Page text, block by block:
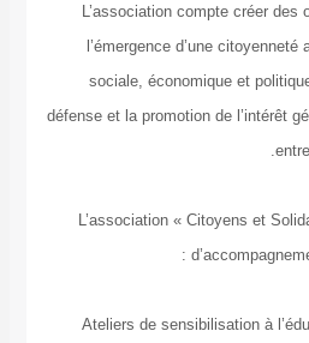
L’association
l’émergence
sociale,
défense et la
L’association
– Ateliers de